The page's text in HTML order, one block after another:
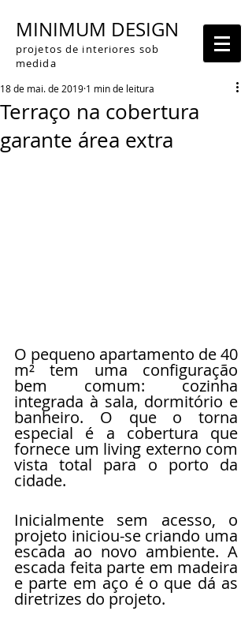
MINIMUM DESIGN
projetos de interiores sob
medida
Terraço na cobertura
garante área extra
18 de mai. de 2019 1 min de leitura
O pequeno apartamento de 40
m² tem uma configuração
bem comum: cozinha
integrada à sala, dormitório e
banheiro. O que o torna
especial é a cobertura que
fornece um living externo com
vista total para o porto da
cidade.
Inicialmente sem acesso, o
projeto iniciou-se criando uma
escada ao novo ambiente. A
escada feita parte em madeira
e parte em aço é o que dá as
diretrizes do projeto.